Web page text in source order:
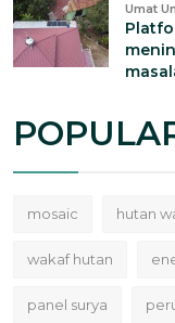
Umat
mosaic hutan
wakaf hutan
panel surya